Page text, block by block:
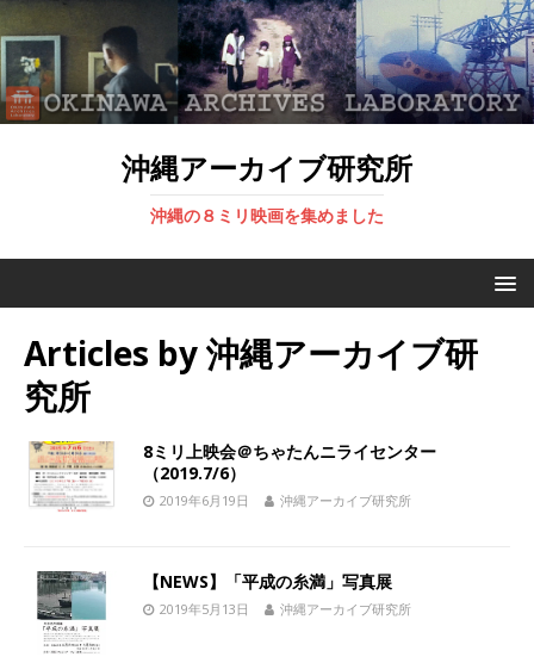
沖縄アーカイブ研究所
沖縄の８ミリ映画を集めました
Articles by沖縄アーカイブ研
究所
8ミリ上映会＠ちゃたんニライセンター
（2019.7/6）
2019年6月19日 沖縄アーカイブ研究所
【NEWS】「平成の糸満」写真展
2019年5月13日 沖縄アーカイブ研究所